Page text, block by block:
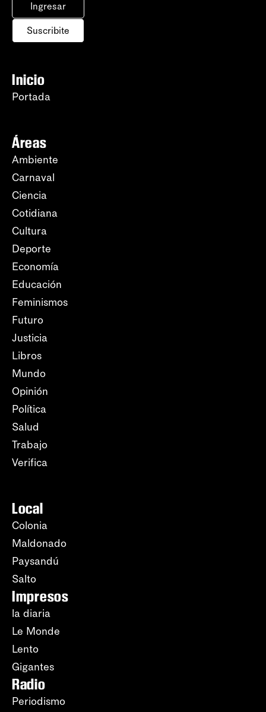
Ingresar
Suscribite
Inicio
Portada
Áreas
Ambiente
Carnaval
Ciencia
Cotidiana
Cultura
Deporte
Economía
Educación
Feminismos
Futuro
Justicia
Libros
Mundo
Opinión
Política
Salud
Trabajo
Verifica
Local
Colonia
Maldonado
Paysandú
Salto
Impresos
la diaria
Le Monde
Lento
Gigantes
Radio
Periodismo